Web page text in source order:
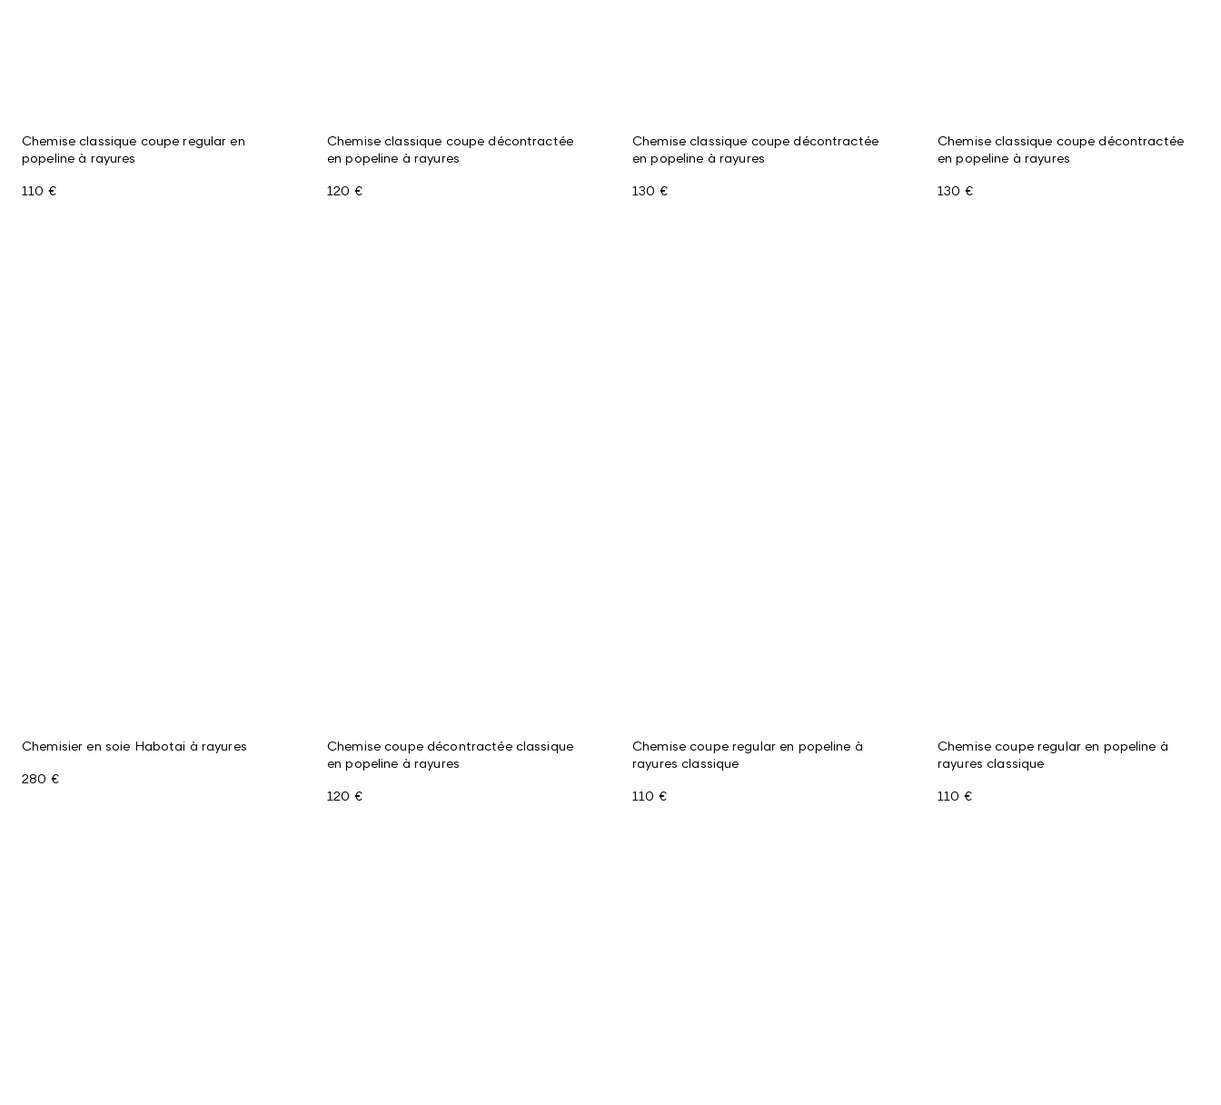
Chemise classique coupe regular en
popeline à rayures
110 €
Chemise classique coupe décontractée
en popeline à rayures
120 €
Chemise classique coupe décontractée
en popeline à rayures
130 €
Chemise classique coupe décontractée
en popeline à rayures
130 €
Chemisier en soie Habotai à rayures
280 €
Chemise coupe décontractée classique
en popeline à rayures
120 €
Chemise coupe regular en popeline à
rayures classique
110 €
Chemise coupe regular en popeline à
rayures classique
110 €